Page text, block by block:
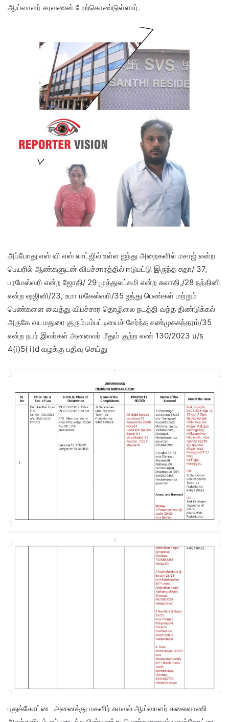
ஆய்வாளர் சரவணன் மேற்கொண்டுள்ளார்.
அப்போது எஸ் வி எஸ் லாட்ஜில் உள்ள ஐந்து அறைகளில் மசாஜ் என்ற
பெயரில் ஆண்களுடன் விபச்சாரத்தில் ஈடுபட்டு இருந்த சுதா/ 37,
பரமேஸ்வரி என்ற ஜோதி/ 29 முத்துலட்சுமி என்ற சுவாதி,/28 நந்தினி
என்ற ஷஜினி/23, உமா மகேஸ்வரி/35 ஐந்து பெண்கள் மற்றும்
பெண்களை வைத்து விபச்சார தொழிலை நடத்தி வந்த திண்டுக்கல்
அருகே வடமதுரை குரும்பம்பட்டியைச் சேர்ந்த சண்முகசுந்தரம்/35
என்ற நபர் இவர்கள் அனைவர் மீதும் குற்ற எண் 130/2023 u/s
4(i)5( i)d வழக்கு பதிவு செய்து
புதுக்கோட்டை அனைத்து மகளிர் காவல் ஆய்வாளர் கலைவாணி